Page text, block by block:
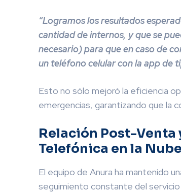
“Logramos los resultados
cantidad de internos, y que se
necesario) para que en caso de
un teléfono celular con la app de
Esto no sólo mejoró la eficiencia
emergencias, garantizando que la
Relación Post-
Telefónica en la
El equipo de Anura ha mantenido
seguimiento constante del servicio